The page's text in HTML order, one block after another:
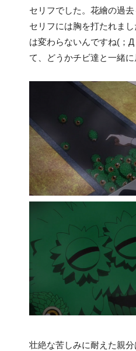
セリフでした。花繪の過
セリフには胸を打たれま
は変わらないんですね(；
て、どうかチビ達と一緒
壮絶な苦しみに耐えた親